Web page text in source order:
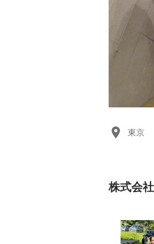
東京
株式会